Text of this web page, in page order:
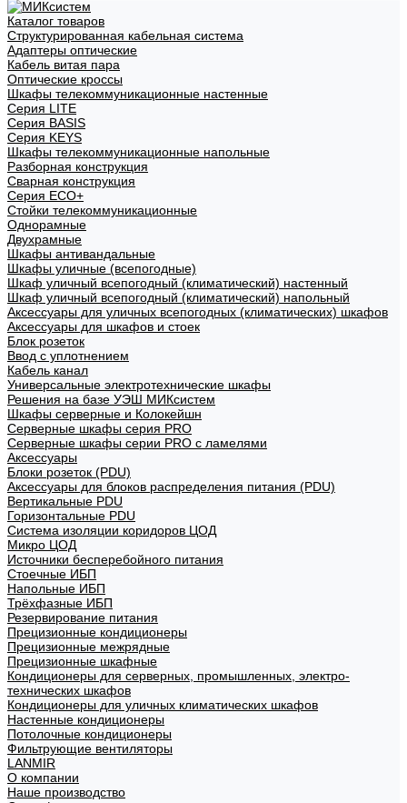
Каталог товаров
Структурированная кабельная система
Адаптеры оптические
Кабель витая пара
Оптические кроссы
Шкафы телекоммуникационные настенные
Cерия LITE
Cерия BASIS
Cерия KEYS
Шкафы телекоммуникационные напольные
Разборная конструкция
Сварная конструкция
Серия ECO+
Стойки телекоммуникационные
Однорамные
Двухрамные
Шкафы антивандальные
Шкафы уличные (всепогодные)
Шкаф уличный всепогодный (климатический) настенный
Шкаф уличный всепогодный (климатический) напольный
Аксессуары для уличных всепогодных (климатических) шкафов
Аксессуары для шкафов и стоек
Блок розеток
Ввод с уплотнением
Кабель канал
Универсальные электротехнические шкафы
Решения на базе УЭШ МИКсистем
Шкафы серверные и Колокейшн
Серверные шкафы серия PRO
Серверные шкафы серии PRO с ламелями
Аксессуары
Блоки розеток (PDU)
Аксессуары для блоков распределения питания (PDU)
Вертикальные PDU
Горизонтальные PDU
Система изоляции коридоров ЦОД
Микро ЦОД
Источники бесперебойного питания
Стоечные ИБП
Напольные ИБП
Трёхфазные ИБП
Резервирование питания
Прецизионные кондиционеры
Прецизионные межрядные
Прецизионные шкафные
Кондиционеры для серверных, промышленных, электро-
технических шкафов
Кондиционеры для уличных климатических шкафов
Настенные кондиционеры
Потолочные кондиционеры
Фильтрующие вентиляторы
LANMIR
О компании
Наше производство